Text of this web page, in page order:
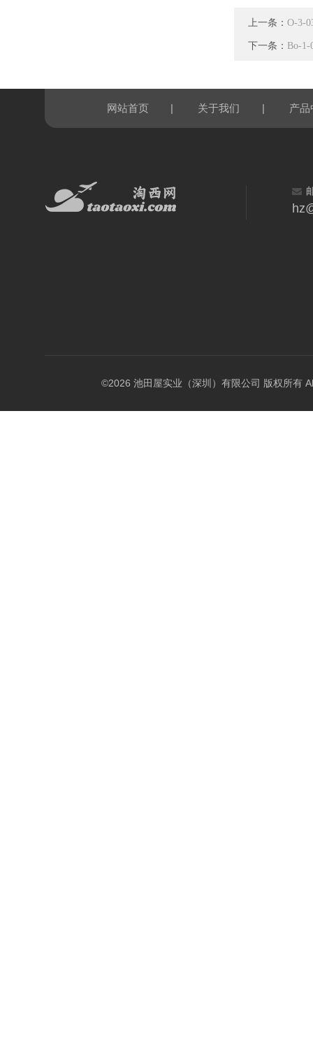
上一条： O-3-
下一条： Bo-
网站首页 | 关于我们 | 产品
©2026 池田屋实业（深圳）有限公司 版权所有